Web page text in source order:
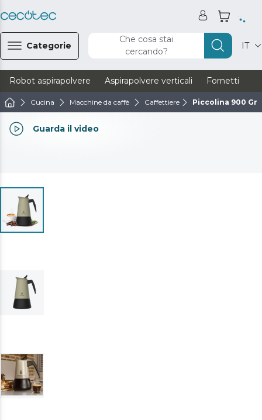
Categorie
Che cosa stai
cercando?
IT
Robot aspirapolvere Aspirapolvere verticali Fornetti
Cucina Macchine da caffè Caffettiere Piccolina 900
Guarda il video